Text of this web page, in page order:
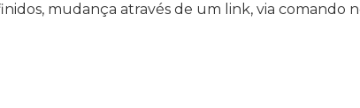
mudança através de um link, via comando